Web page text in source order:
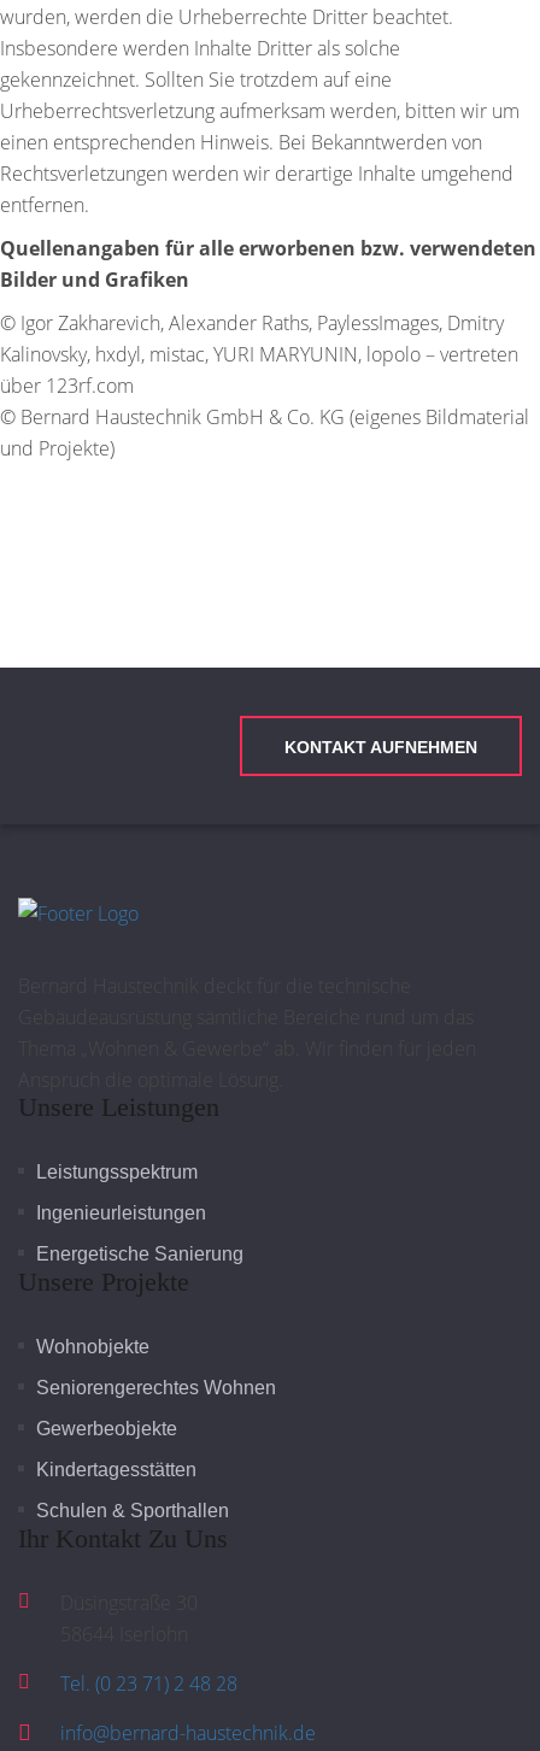
wurden, werden die Urheberrechte Dritter beachtet.
Insbesondere werden Inhalte Dritter als solche
gekennzeichnet. Sollten Sie trotzdem auf eine
Urheberrechtsverletzung aufmerksam werden, bitten wir um
einen entsprechenden Hinweis. Bei Bekanntwerden von
Rechtsverletzungen werden wir derartige Inhalte umgehend
entfernen.
Quellenangaben für alle erworbenen bzw. verwendeten
Bilder und Grafiken
© Igor Zakharevich, Alexander Raths, PaylessImages, Dmitry
Kalinovsky, hxdyl, mistac, YURI MARYUNIN, lopolo – vertreten
über 123rf.com
© Bernard Haustechnik GmbH & Co. KG (eigenes Bildmaterial
und Projekte)
KONTAKT AUFNEHMEN
Unsere Leistungen
Leistungsspektrum
Ingenieurleistungen
Energetische Sanierung
Unsere Projekte
Wohnobjekte
Seniorengerechtes Wohnen
Gewerbeobjekte
Kindertagesstätten
Schulen & Sporthallen
Ihr Kontakt Zu Uns
Tel. (0 23 71) 2 48 28
info@bernard-haustechnik.de